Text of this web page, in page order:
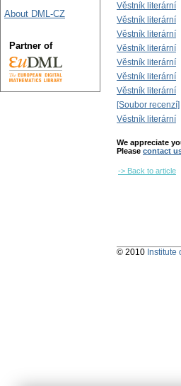
Věstník literární
Věstník literární
Věstník literární
Věstník literární
Věstník literární
Věstník literární
Věstník literární
[Soubor recenzí]
Věstník literární
We appreciate
Please contact
-> Back to article
About DML-CZ
Partner of
© 2010 Institute